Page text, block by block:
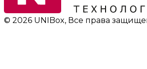
© 2026 UNIBox, Все права